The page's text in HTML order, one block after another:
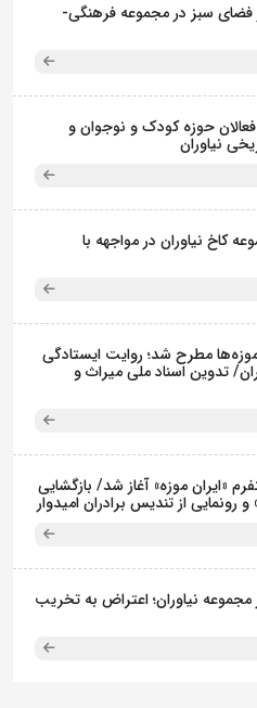
سبز در مجموعه فرهنگی-
حوزه کودک و نوجوان و
نیاوران
کاخ نیاوران در مواجهه با
مطرح شد؛ روایت ایستادگی
تدوین اسناد ملی میراث و
«ایران موزه» آغاز شد/ بازگشایی
رونمایی از تندیس برادران امیدوار
نیاوران؛ اعتراض به تخریب